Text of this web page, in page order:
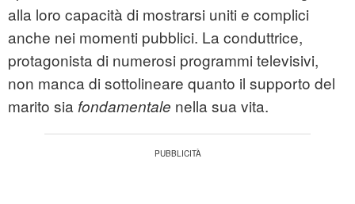
alla loro capacità di mostrarsi uniti e complici
anche nei momenti pubblici. La conduttrice,
protagonista di numerosi programmi televisivi,
non manca di sottolineare quanto il supporto del
marito sia fondamentale nella sua vita.